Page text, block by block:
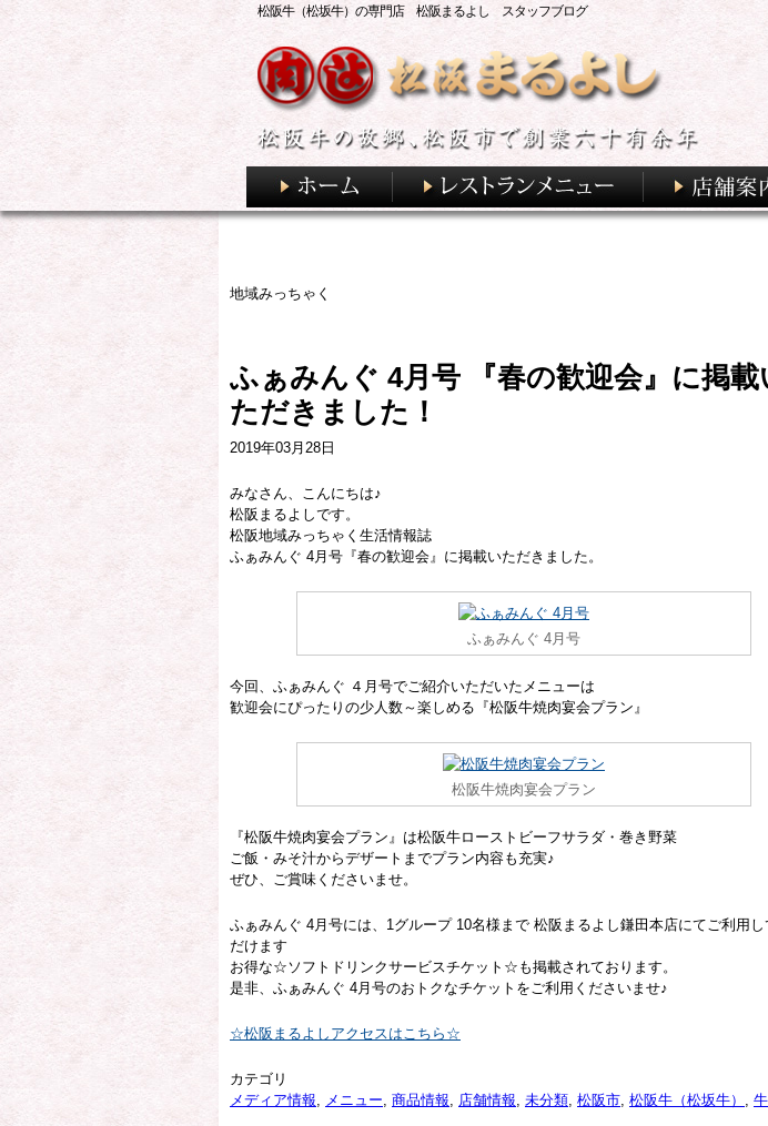
松阪牛（松坂牛）の専門店 松阪まるよし スタッフブログ
地域みっちゃく
ふぁみんぐ 4月号 『春の歓迎会』に掲載
ただきました！
2019年03月28日
みなさん、こんにちは♪
松阪まるよしです。
松阪地域みっちゃく生活情報誌
ふぁみんぐ 4月号『春の歓迎会』に掲載いただきました。
ふぁみんぐ 4月号
今回、ふぁみんぐ ４月号でご紹介いただいたメニューは
歓迎会にぴったりの少人数～楽しめる『松阪牛焼肉宴会プラン』
松阪牛焼肉宴会プラン
『松阪牛焼肉宴会プラン』は松阪牛ローストビーフサラダ・巻き野菜
ご飯・みそ汁からデザートまでプラン内容も充実♪
ぜひ、ご賞味くださいませ。
ふぁみんぐ 4月号には、1グループ 10名様まで 松阪まるよし鎌田本店にてご利用し
だけます
お得な☆ソフトドリンクサービスチケット☆も掲載されております。
是非、ふぁみんぐ 4月号のおトクなチケットをご利用くださいませ♪
☆松阪まるよしアクセスはこちら☆
カテゴリ
メディア情報, メニュー, 商品情報, 店舗情報, 未分類, 松阪市, 松阪牛（松坂牛） ,